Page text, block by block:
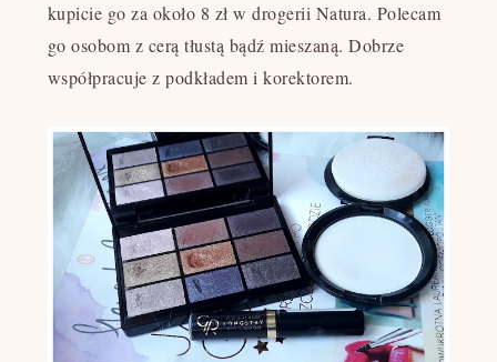
kupicie go za około 8 zł w drogerii Natura. Polecam
go osobom z cerą tłustą bądź mieszaną. Dobrze
współpracuje z podkładem i korektorem.